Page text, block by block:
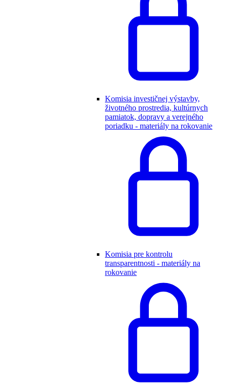
Komisia investičnej výstavby,
životného prostredia, kultúrnych
pamiatok, dopravy a verejného
poriadku - materiály na rokovanie
Komisia pre kontrolu
transparentnosti - materiály na
rokovanie